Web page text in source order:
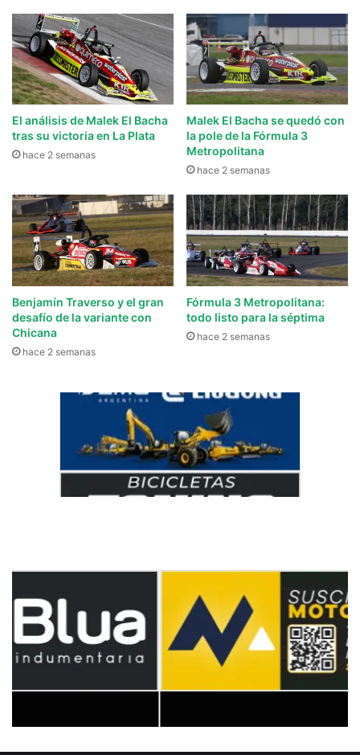
El análisis de Malek El Bacha
tras su victoria en La Plata
hace 2 semanas
Malek El Bacha se quedó con
la pole de la Fórmula 3
Metropolitana
hace 2 semanas
Benjamín Traverso y el gran
desafío de la variante con
Chicana
hace 2 semanas
Fórmula 3 Metropolitana:
todo listo para la séptima
hace 2 semanas